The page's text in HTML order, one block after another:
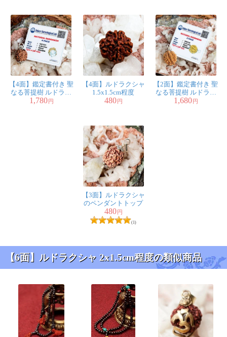
【4面】鑑定書付き 聖
なる菩提樹 ルドラク
シャのペンダントト
1,780円
【4面】ルドラクシャ
1.5x1.5cm程度
480円
【2面】鑑定書付き 聖
なる菩提樹 ルドラク
シャのペンダントト
1,680円
【3面】ルドラクシャ
のペンダントトップ
480円
(1)
【6面】ルドラクシャ 2x1.5cm程度の類似商品